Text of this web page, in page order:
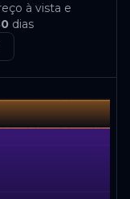
à vista e
dias